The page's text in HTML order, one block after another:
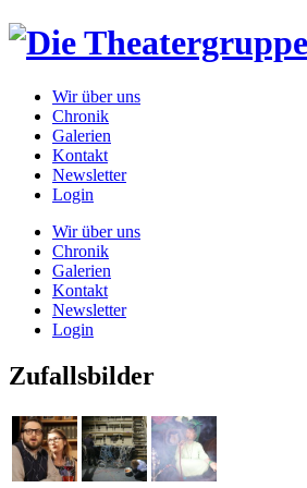
Wir über uns
Chronik
Galerien
Kontakt
Newsletter
Login
Wir über uns
Chronik
Galerien
Kontakt
Newsletter
Login
Zufallsbilder